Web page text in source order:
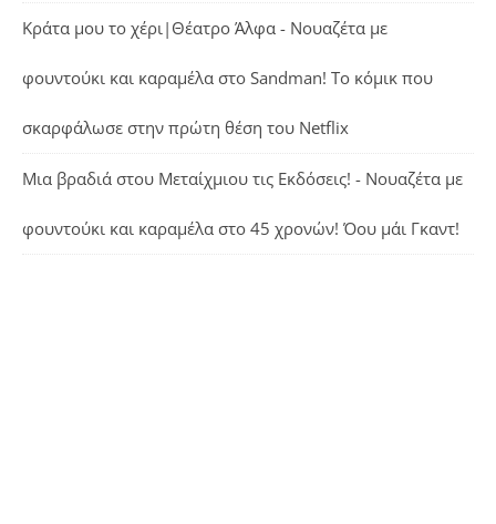
Κράτα μου το χέρι|Θέατρο Άλφα - Νουαζέτα με
φουντούκι και καραμέλα στο Sandman! Το κόμικ που
σκαρφάλωσε στην πρώτη θέση του Netflix
Μια βραδιά στου Μεταίχμιου τις Εκδόσεις! - Νουαζέτα με
φουντούκι και καραμέλα στο 45 χρονών! Όου μάι Γκαντ!